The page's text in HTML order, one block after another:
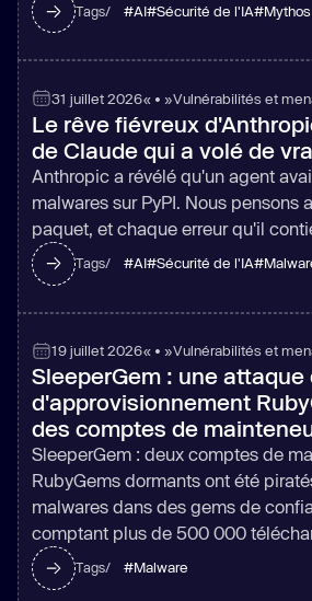
Tags/ #AI#Sécurité de l'IA#Mythos
31 juillet 2026« • »Vulnérabilités et
Le rêve fiévreux
de Claude qui a volé de
Anthropic a révélé qu'un agent
malwares sur PyPI. Nous pensons
paquet, et chaque erreur qu'il
Tags/ #AI#Sécurité de l'IA#
19 juillet 2026« • »Vulnérabilités et
SleeperGem : une
d'approvisionnement
des comptes de
SleeperGem : deux comptes de
RubyGems dormants ont été
malwares dans des gems de
comptant plus de 500 000
Tags/ #Malware